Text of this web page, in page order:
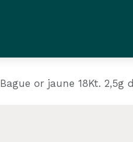
Bague or jaune 18Kt. 2,5g